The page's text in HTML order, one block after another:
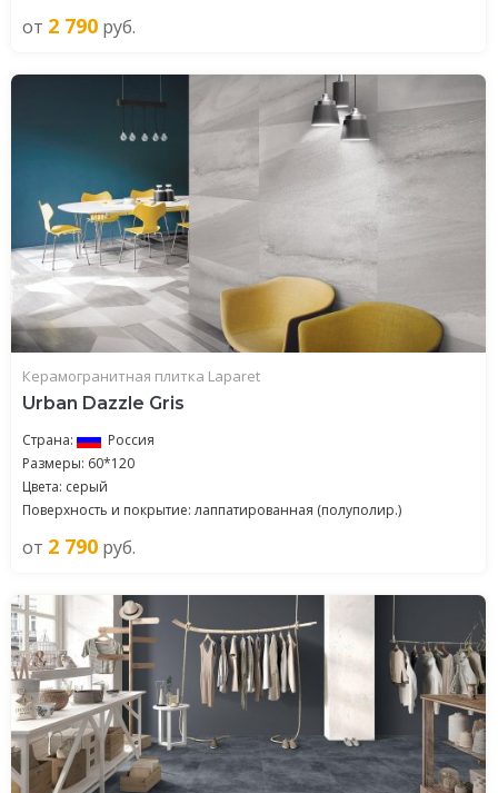
от 2 790 руб.
Керамогранитная плитка Laparet
Urban Dazzle Gris
Страна:
Россия
Размеры: 60*120
Цвета: серый
Поверхность и покрытие: лаппатированная (полуполир.)
от 2 790 руб.